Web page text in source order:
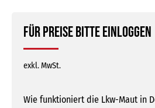
Für Preise bitte einloggen
exkl. MwSt.
Wie funktioniert die Lkw-Maut in